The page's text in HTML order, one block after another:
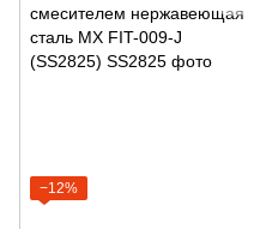
−12%